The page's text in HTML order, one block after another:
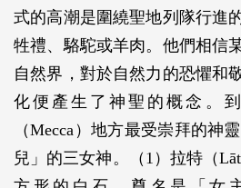
式的高潮是圍繞聖地列隊行進
牲禮、駱駝或羊肉。他們相信
自然界，對於自然力的恐懼和
化便產生了神聖的概念。
（Mecca）地方最受崇拜的神
兒」的三女神。（1）拉特（